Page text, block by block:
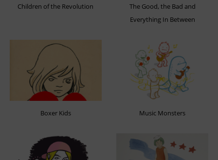
Children of the Revolution
The Good, the Bad and
Everything In Between
Boxer Kids Music Monsters